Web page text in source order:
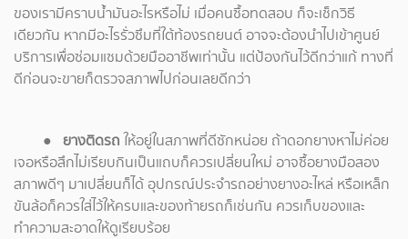
ของเรามีคราบน้ำมันอะไรหรือไม่ เมื่อคนซื้อทดสอบ ก็จะเช็กวิธี
เดียวกัน หากมีอะไรรั่วซึมที่ใต้ท้องรถยนต์ อาจจะต้องนำไปเข้าศูนย์
บริการเพื่อซ่อมแซมด้วยมืออาชีพเท่านั้น แต่ป้องกันไว้ดีกว่าแก้ ทางที่
ดีก่อนจะขายก็ตรวจสภาพไปก่อนเลยดีกว่า
● ยางติดรถให้อยู่ในสภาพที่ดีซักหน่อย ถ้าดอกยางหาไม่ค่อย
เจอหรือสึกไม่เรียบกินเป็นแถบก็ควรเปลี่ยนใหม่ อาจซื้อยางมือสอง
สภาพดีๆ มาเปลี่ยนก็ได้ อุปกรณ์ประจำรถอย่างยางอะไหล่ หรือเหล็ก
ขันล้อก็ควรใส่ไว้ให้ครบและของท้ายรถก็เช่นกัน ควรเก็บของและ
ทำความสะอาดให้ดูเรียบร้อย